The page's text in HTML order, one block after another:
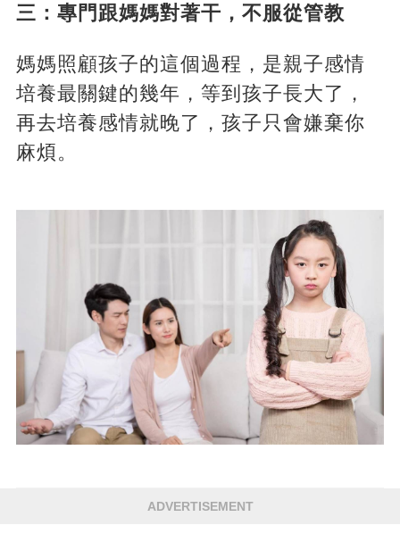
三：專門跟媽媽對著干，不服從管教
媽媽照顧孩子的這個過程，是親子感情
培養最關鍵的幾年，等到孩子長大了，
再去培養感情就晚了，孩子只會嫌棄你
麻煩。
ADVERTISEMENT